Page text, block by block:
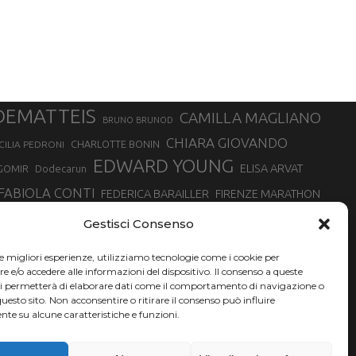
Gestisci Consenso
migliori esperienze, utilizziamo tecnologie come i cookie per
e/o accedere alle informazioni del dispositivo. Il consenso a queste
permetterà di elaborare dati come il comportamento di navigazione o
sito. Non acconsentire o ritirare il consenso può influire
su alcune caratteristiche e funzioni.
BRUNO BRUNOD CAMILLA MAGLIANO
PEDRONI CHARLOTTE BONIN CHIARA GIOVANDO
Dodecarun EDWARD YOUNG ELISA ARVAT
FABIOLA CONTI FEDERICA BARAILLER FIRENZE MARATHON
GIOVANNA EPIS GIULIANO CAVALLO
DI TORINO MARATONINA MARCELLA BELLETTI MARCO OLMO
MONVISO VERTICAL RACE NADIA BATTOCLETTI
BONALDI SILVIA RAMPAZZO